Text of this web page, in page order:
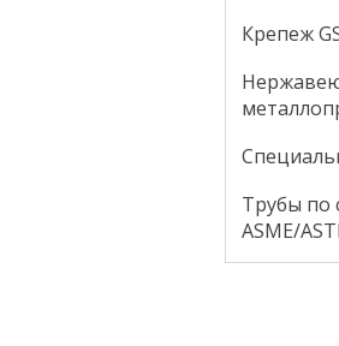
Крепеж
Трубы по
ASME/